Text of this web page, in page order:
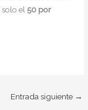
solo el50 por
Entrada siguiente →